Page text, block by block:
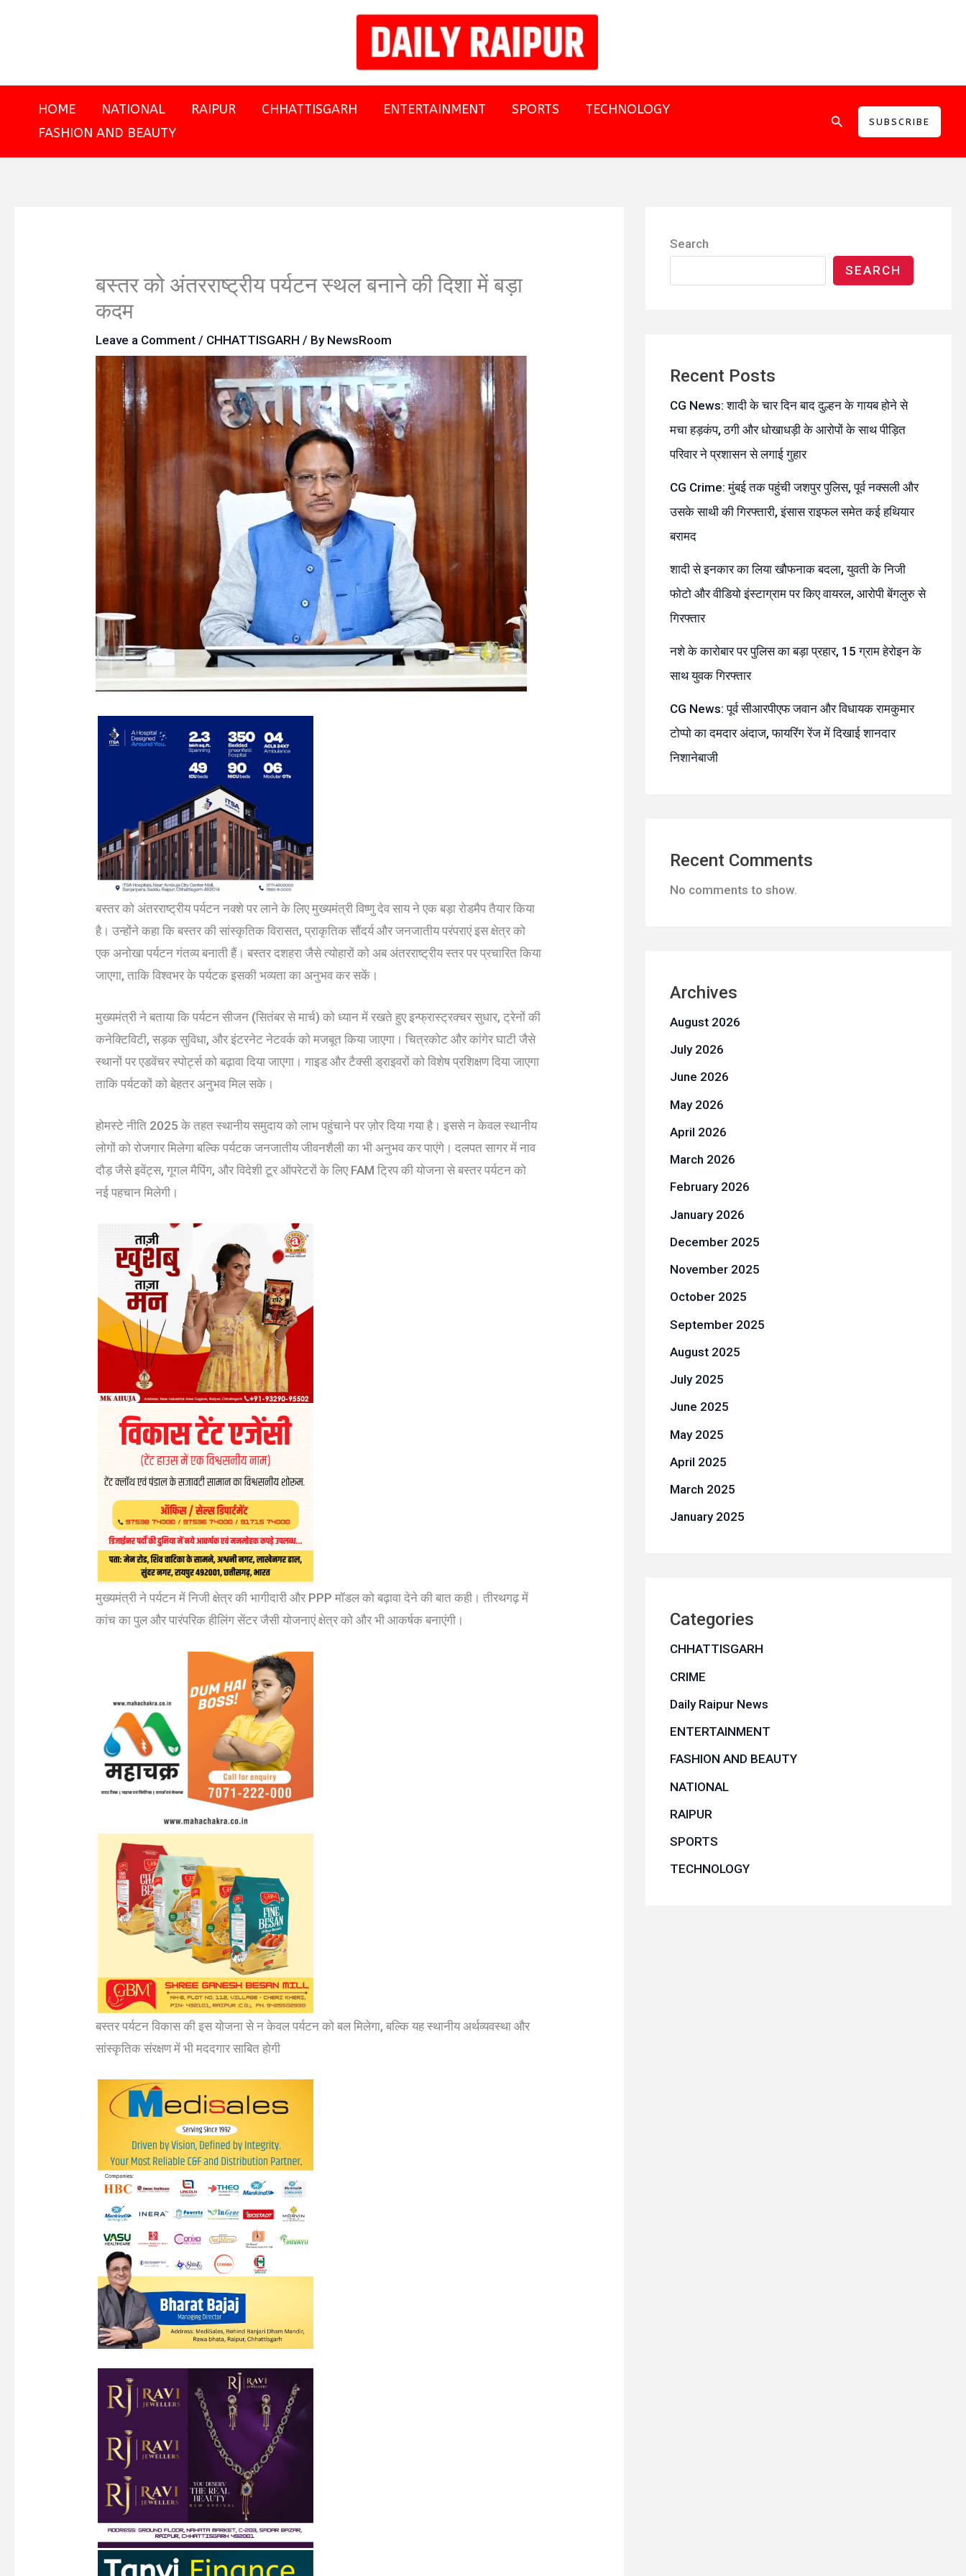
HOME NATIONAL RAIPUR CHHATTISGARH ENTERTAINMENT SPORTS
TECHNOLOGY
FASHION AND BEAUTY
SearchSUBSCRIBE
बस्तर को अंतरराष्ट्रीय पर्यटन स्थल बनाने की दिशा में बड़ा
कदम
Leave a Comment / CHHATTISGARH / By NewsRoom
बस्तर को अंतरराष्ट्रीय पर्यटन नक्शे पर लाने के लिए मुख्यमंत्री विष्णु देव साय ने एक बड़ा रोडमैप तैयार किया
है। उन्होंने कहा कि बस्तर की सांस्कृतिक विरासत, प्राकृतिक सौंदर्य और जनजातीय परंपराएं इस क्षेत्र को
एक अनोखा पर्यटन गंतव्य बनाती हैं। बस्तर दशहरा जैसे त्योहारों को अब अंतरराष्ट्रीय स्तर पर प्रचारित किया
जाएगा, ताकि विश्वभर के पर्यटक इसकी भव्यता का अनुभव कर सकें।
मुख्यमंत्री ने बताया कि पर्यटन सीजन (सितंबर से मार्च) को ध्यान में रखते हुए इन्फ्रास्ट्रक्चर सुधार, ट्रेनों की
कनेक्टिविटी, सड़क सुविधा, और इंटरनेट नेटवर्क को मजबूत किया जाएगा। चित्रकोट और कांगेर घाटी जैसे
स्थानों पर एडवेंचर स्पोर्ट्स को बढ़ावा दिया जाएगा। गाइड और टैक्सी ड्राइवरों को विशेष प्रशिक्षण दिया जाएगा
ताकि पर्यटकों को बेहतर अनुभव मिल सके।
होमस्टे नीति 2025 के तहत स्थानीय समुदाय को लाभ पहुंचाने पर ज़ोर दिया गया है। इससे न केवल स्थानीय
लोगों को रोजगार मिलेगा बल्कि पर्यटक जनजातीय जीवनशैली का भी अनुभव कर पाएंगे। दलपत सागर में नाव
दौड़ जैसे इवेंट्स, गूगल मैपिंग, और विदेशी टूर ऑपरेटरों के लिए FAM ट्रिप की योजना से बस्तर पर्यटन को
नई पहचान मिलेगी।
मुख्यमंत्री ने पर्यटन में निजी क्षेत्र की भागीदारी और PPP मॉडल को बढ़ावा देने की बात कही। तीरथगढ़ में
कांच का पुल और पारंपरिक हीलिंग सेंटर जैसी योजनाएं क्षेत्र को और भी आकर्षक बनाएंगी।
बस्तर पर्यटन विकास की इस योजना से न केवल पर्यटन को बल मिलेगा, बल्कि यह स्थानीय अर्थव्यवस्था और
सांस्कृतिक संरक्षण में भी मददगार साबित होगी
Search
SEARCH
Recent Posts
CG News: शादी के चार दिन बाद दुल्हन के गायब होने से
मचा हड़कंप, ठगी और धोखाधड़ी के आरोपों के साथ पीड़ित
परिवार ने प्रशासन से लगाई गुहार
CG Crime: मुंबई तक पहुंची जशपुर पुलिस, पूर्व नक्सली और
उसके साथी की गिरफ्तारी, इंसास राइफल समेत कई हथियार
बरामद
शादी से इनकार का लिया खौफनाक बदला, युवती के निजी
फोटो और वीडियो इंस्टाग्राम पर किए वायरल, आरोपी बेंगलुरु से
गिरफ्तार
नशे के कारोबार पर पुलिस का बड़ा प्रहार, 15 ग्राम हेरोइन के
साथ युवक गिरफ्तार
CG News: पूर्व सीआरपीएफ जवान और विधायक रामकुमार
टोप्पो का दमदार अंदाज, फायरिंग रेंज में दिखाई शानदार
निशानेबाजी
Recent Comments
No comments to show.
Archives
August 2026
July 2026
June 2026
May 2026
April 2026
March 2026
February 2026
January 2026
December 2025
November 2025
October 2025
September 2025
August 2025
July 2025
June 2025
May 2025
April 2025
March 2025
January 2025
Categories
CHHATTISGARH
CRIME
Daily Raipur News
ENTERTAINMENT
FASHION AND BEAUTY
NATIONAL
RAIPUR
SPORTS
TECHNOLOGY